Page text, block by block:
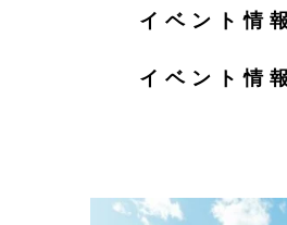
イベント情
イベント情